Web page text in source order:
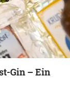
Gin – Ein